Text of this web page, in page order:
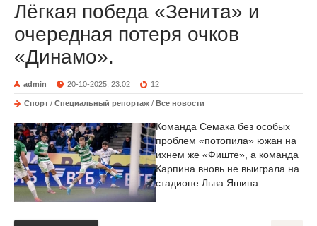
Лёгкая победа «Зенита» и
очередная потеря очков
«Динамо».
admin 20-10-2025, 23:02 12
Спорт / Специальный репортаж / Все новости
Команда Семака без особых
проблем «потопила» южан на
ихнем же «Фиште», а команда
Карпина вновь не выиграла на
стадионе Льва Яшина.